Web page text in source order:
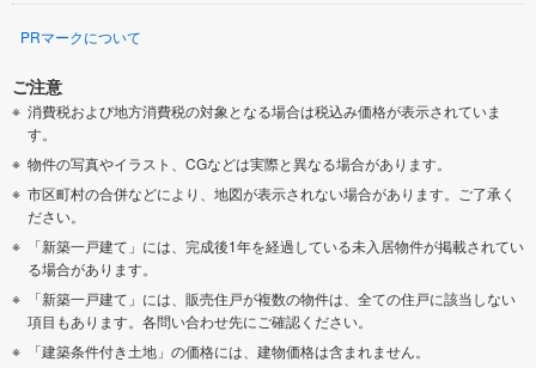
PRマークについて
ご注意
消費税および地方消費税の対象となる場合は税込み価格が表示されていま
す。
物件の写真やイラスト、CGなどは実際と異なる場合があります。
市区町村の合併などにより、地図が表示されない場合があります。ご了承く
ださい。
「新築一戸建て」には、完成後1年を経過している未入居物件が掲載されてい
る場合があります。
「新築一戸建て」には、販売住戸が複数の物件は、全ての住戸に該当しない
項目もあります。各問い合わせ先にご確認ください。
「建築条件付き土地」の価格には、建物価格は含まれません。